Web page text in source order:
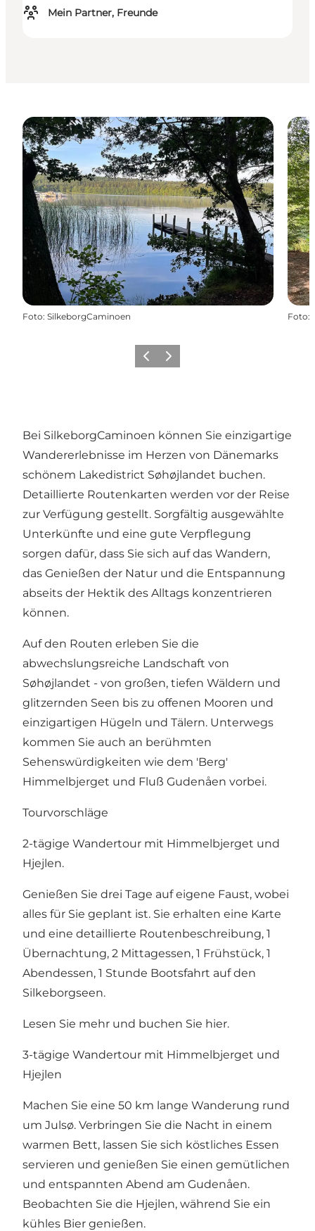
Mein Partner, Freunde
Foto: SilkeborgCaminoen Foto:
ZurückWeiter
Bei SilkeborgCaminoen können Sie einzigartige
Wandererlebnisse im Herzen von Dänemarks
schönem Lakedistrict Søhøjlandet buchen.
Detaillierte Routenkarten werden vor der Reise
zur Verfügung gestellt. Sorgfältig ausgewählte
Unterkünfte und eine gute Verpflegung
sorgen dafür, dass Sie sich auf das Wandern,
das Genießen der Natur und die Entspannung
abseits der Hektik des Alltags konzentrieren
können.
Auf den Routen erleben Sie die
abwechslungsreiche Landschaft von
Søhøjlandet - von großen, tiefen Wäldern und
glitzernden Seen bis zu offenen Mooren und
einzigartigen Hügeln und Tälern. Unterwegs
kommen Sie auch an berühmten
Sehenswürdigkeiten wie dem 'Berg'
Himmelbjerget und Fluß Gudenåen vorbei.
Tourvorschläge
2-tägige Wandertour mit Himmelbjerget und
Hjejlen.
Genießen Sie drei Tage auf eigene Faust, wobei
alles für Sie geplant ist. Sie erhalten eine Karte
und eine detaillierte Routenbeschreibung, 1
Übernachtung, 2 Mittagessen, 1 Frühstück, 1
Abendessen, 1 Stunde Bootsfahrt auf den
Silkeborgseen.
Lesen Sie mehr und buchen Sie hier.
3-tägige Wandertour mit Himmelbjerget und
Hjejlen
Machen Sie eine 50 km lange Wanderung rund
um Julsø. Verbringen Sie die Nacht in einem
warmen Bett, lassen Sie sich köstliches Essen
servieren und genießen Sie einen gemütlichen
und entspannten Abend am Gudenåen.
Beobachten Sie die Hjejlen, während Sie ein
kühles Bier genießen.